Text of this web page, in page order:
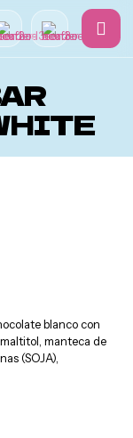
blanco con
manteca de
(SOJA),